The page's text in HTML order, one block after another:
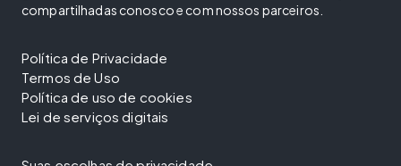
compartilhadas conosco e com nossos parceiros.
Política de Privacidade
Termos de Uso
Política de uso de cookies
Lei de serviços digitais